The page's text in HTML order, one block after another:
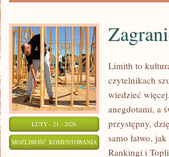
LUTY - 21 - 2026
MOŻLIWOŚĆ KOMENTOWANIA ZAGRANICZNA
Limith to
czytelnikach
wiedzieć
anegdotami, a
przystępny,
samo łatwo,
Rankingi i